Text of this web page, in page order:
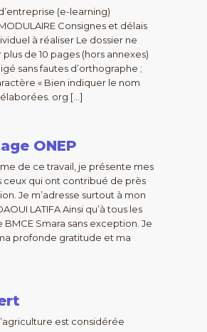
(e-learning)
Consignes et délais
à réaliser Le dossier ne
de 10 pages (hors annexes)
sans fautes d’orthographe ;
« Bien indiquer le nom
org […]
ONEP
de ce travail, je présente mes
ceux qui ont contribué de près
Je m’adresse surtout à mon
LATIFA Ainsi qu’à tous les
Smara sans exception. Je
profonde gratitude et ma
est considérée